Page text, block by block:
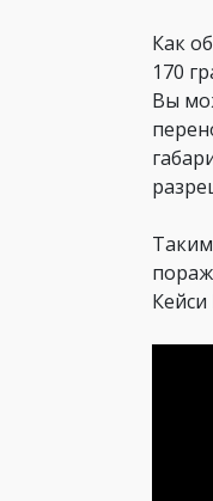
Как
170
Вы